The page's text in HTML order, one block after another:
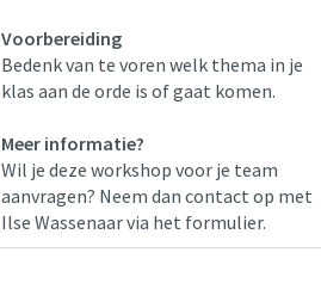
Voorbereiding
Bedenk van te voren welk thema in je
klas aan de orde is of gaat komen.
Meer informatie?
Wil je deze workshop voor je team
aanvragen? Neem dan contact op met
Ilse Wassenaar via het formulier.